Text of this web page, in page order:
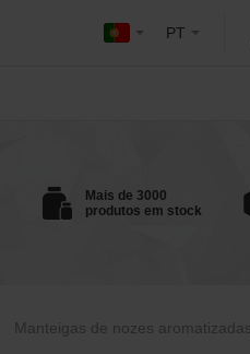
PT
Mais de 3000
produtos em stock
Manteigas de nozes aromatizadas